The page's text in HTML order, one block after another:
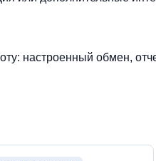
настроенный обмен,